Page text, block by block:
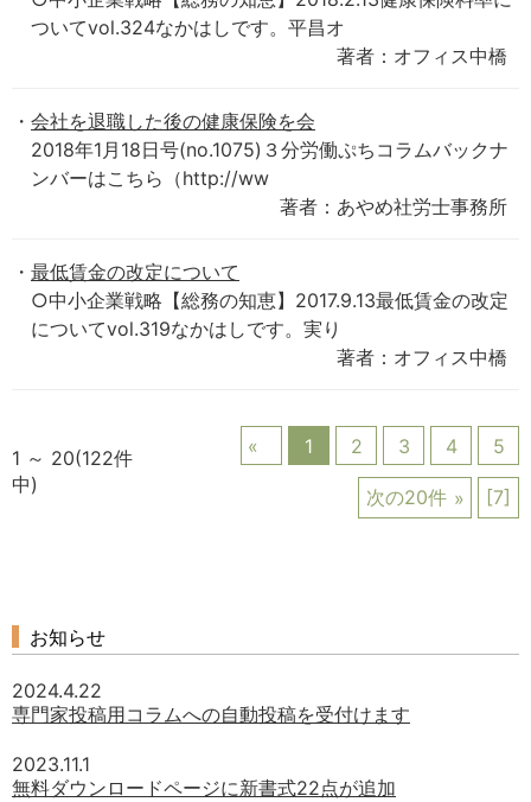
ついてvol.324なかはしです。平昌オ
著者：オフィス中橋
会社を退職した後の健康保険を会
2018年1月18日号(no.1075)３分労働ぷちコラムバックナ
ンバーはこちら（http://ww
著者：あやめ社労士事務所
最低賃金の改定について
○中小企業戦略【総務の知恵】2017.9.13最低賃金の改定
についてvol.319なかはしです。実り
著者：オフィス中橋
1 ～ 20(122件
中)
1 2 3 4 5
次の20件 [7]
お知らせ
2024.4.22
専門家投稿用コラムへの自動投稿を受付けます
2023.11.1
無料ダウンロードページに新書式22点が追加